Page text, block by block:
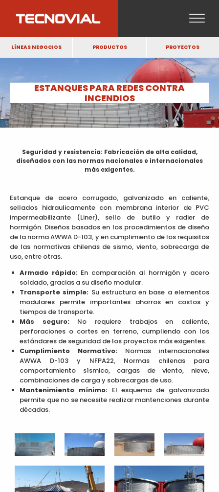
LÍNEAS NEGOCIOS PRODUCTOS PROYECTOS
ESTANQUES PARA REDES CONTRA
INCENDIOS
Seguridad y resistencia: Fabricación de alta calidad,
diseñados con las normas nacionales e internacionales
más exigentes.
Estanque de acero corrugado, galvanizado en caliente,
sellados hidraulicamente con membrana interior de PVC
impermeabilizante (Liner), sello de butilo y radier de
hormigón. Diseños basados en los procedimientos de diseño
de la norma AWWA D-103, y en cumplimiento de los requisitos
de las normativas chilenas de sismo, viento, sobrecarga de
uso, entre otras.
Armado rápido:En comparación al hormigón y acero
soldado, gracias a su diseño modular.
Transporte simple: Su estructura en base a elementos
modulares permite importantes ahorros en costos y
tiempos de transporte.
Más seguro:No requiere trabajos en caliente,
perforaciones o cortes en terreno, cumpliendo con los
estándares de seguridad de los proyectos más exigentes.
Cumplimiento Normativo: Normas internacionales
AWWA D-103 y NFPA22, Normas chilenas para
comportamiento sísmico, cargas de viento, nieve,
combinaciones de carga y sobrecargas de uso.
Mantenimiento mínimo:El esquema de galvanizado
permite que no se necesite realizar mantenciones durante
décadas.